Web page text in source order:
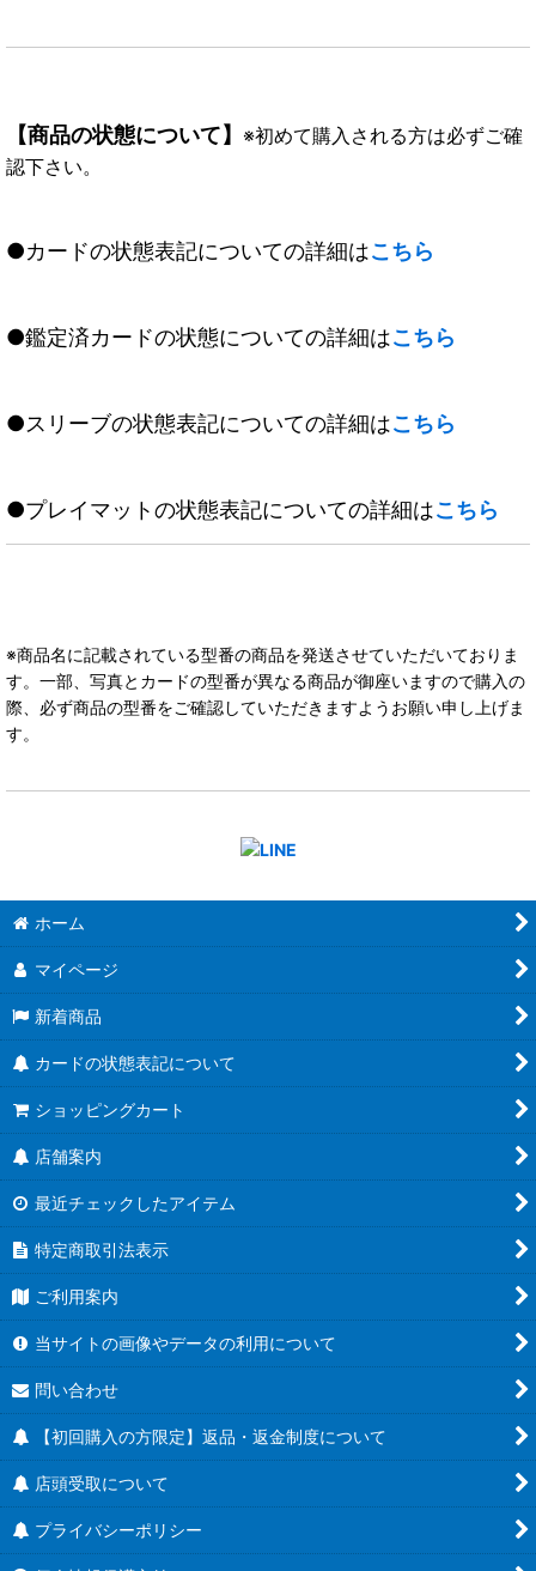
【商品の状態について】 ※初めて購入される方は必ずご確
認下さい。
●カードの状態表記についての詳細はこちら
●鑑定済カードの状態についての詳細はこちら
●スリーブの状態表記についての詳細はこちら
●プレイマットの状態表記についての詳細はこちら
※商品名に記載されている型番の商品を発送させていただいておりま
す。一部、写真とカードの型番が異なる商品が御座いますので購入の
際、必ず商品の型番をご確認していただきますようお願い申し上げま
す。
ホーム
マイページ
新着商品
カードの状態表記について
ショッピングカート
店舗案内
最近チェックしたアイテム
特定商取引法表示
ご利用案内
当サイトの画像やデータの利用について
問い合わせ
【初回購入の方限定】返品・返金制度について
店頭受取について
プライバシーポリシー